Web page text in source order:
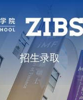
招生录取